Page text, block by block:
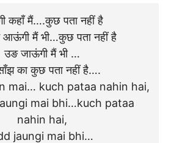
कहाँ मैं….कुछ पता नहीं है
आऊंगी मैं भी…कुछ पता नहीं है
उङ जाऊंगी मैं भी …
का कुछ पता नहीं है….
mai… kuch pataa nahin hai,
mai bhi…kuch pataa
nahin hai,
jaungi mai bhi…